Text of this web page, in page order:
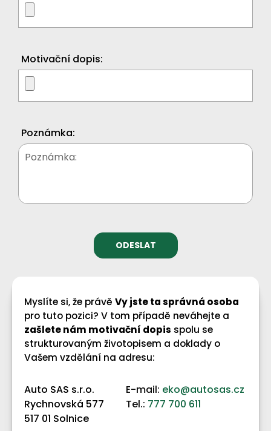
Motivační dopis:
Poznámka:
Myslíte si, že právě Vy jste ta správná osoba
pro tuto pozici? V tom případě neváhejte a
zašlete nám motivační dopis spolu se
strukturovaným životopisem a doklady o
Vašem vzdělání na adresu:
Auto SAS s.r.o.
Rychnovská 577
517 01 Solnice
E-mail: eko@autosas.cz
Tel.: 777 700 611